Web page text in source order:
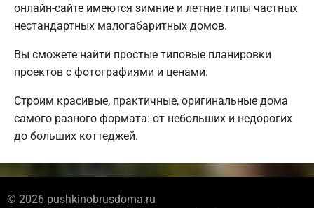
онлайн-сайте имеются зимние и летние типы частных
нестандартных малогабаритных домов.
Вы сможете найти простые типовые планировки
проектов с фотографиями и ценами.
Строим красивые, практичные, оригинальные дома
самого разного формата: от небольших и недорогих
до больших коттеджей.
© 2026 pushkinobrusdoma.ru